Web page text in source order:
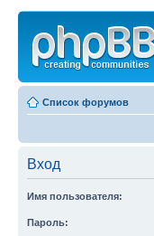
Список форумов
Вход
Имя пользователя:
Пароль: